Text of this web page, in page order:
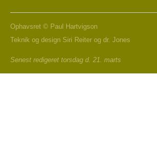
Ophavsret © Paul Hartvigson
Teknik og design Siri Reiter og dr. Jones
Senest redigeret torsdag d. 21. marts